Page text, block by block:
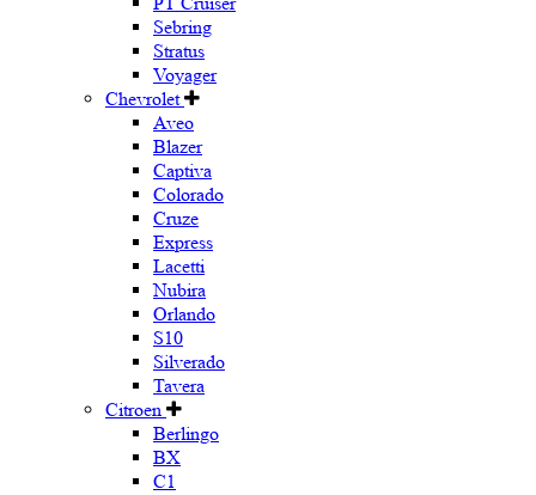
Sebring
Stratus
Voyager
Chevrolet
Aveo
Blazer
Captiva
Colorado
Cruze
Express
Lacetti
Nubira
Orlando
S10
Silverado
Tavera
Citroen
Berlingo
BX
C1